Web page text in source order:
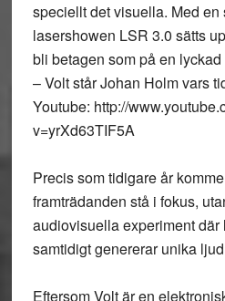
speciellt det visuella. Med en
lasershowen LSR 3.0 sätts
bli betagen som på en
– Volt står Johan Holm vars
Youtube: http://
v=yrXd63TIF5A
Precis som tidigare år
framträdanden stå i fokus,
audiovisuella experiment där
samtidigt genererar unika
Eftersom Volt är en